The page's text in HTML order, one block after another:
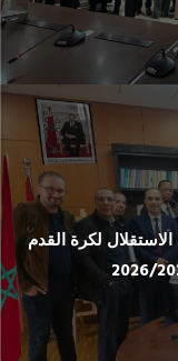
لكرة القدم